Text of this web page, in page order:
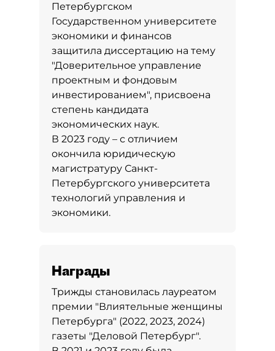
Петербургском
Государственном университете
экономики и финансов
защитила диссертацию на тему
"Доверительное управление
проектным и фондовым
инвестированием", присвоена
степень кандидата
экономических наук.
В 2023 году – с отличием
окончила юридическую
магистратуру Санкт-
Петербургского университета
технологий управления и
экономики.
Награды
Трижды становилась лауреатом
премии "Влиятельные женщины
Петербурга" (2022, 2023, 2024)
газеты "Деловой Петербург".